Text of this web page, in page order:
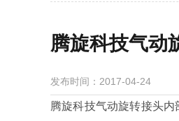
腾旋科技气动
发布时间：2017-04-24
腾旋科技气动旋转接头